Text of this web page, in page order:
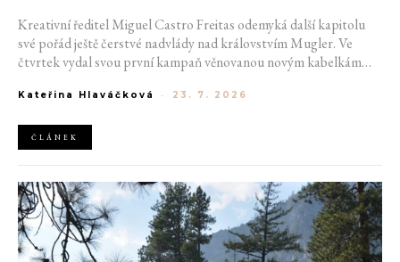
Kreativní ředitel Miguel Castro Freitas odemyká další kapitolu
své pořád ještě čerstvé nadvlády nad královstvím Mugler. Ve
čtvrtek vydal svou první kampaň věnovanou novým kabelkám
do módního domu dorazil. Umně mísí výrazy minulosti a dávných
Kateřina Hlaváčková - 23. 7. 2026
ČLÁNEK